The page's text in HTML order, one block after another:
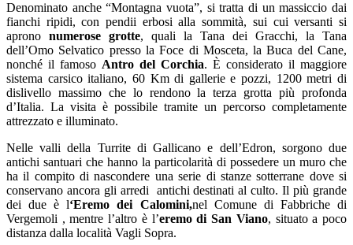
Denominato anche “Montagna vuota”, si tratta di un massiccio dai
fianchi ripidi, con pendii erbosi alla sommità, sui cui versanti si
aprono numerose grotte, quali la Tana dei Gracchi, la Tana
dell’Omo Selvatico presso la Foce di Mosceta, la Buca del Cane,
nonché il famoso Antro del Corchia. È considerato il maggiore
sistema carsico italiano, 60 Km di gallerie e pozzi, 1200 metri di
dislivello massimo che lo rendono la terza grotta più profonda
d’Italia. La visita è possibile tramite un percorso completamente
attrezzato e illuminato.
Nelle valli della Turrite di Gallicano e dell’Edron, sorgono due
antichi santuari che hanno la particolarità di possedere un muro che
ha il compito di nascondere una serie di stanze sotterrane dove si
conservano ancora gli arredi antichi destinati al culto. Il più grande
dei due è l‘Eremo dei Calomini,nel Comune di Fabbriche di
Vergemoli , mentre l’altro è l’eremo di San Viano, situato a poco
distanza dalla località Vagli Sopra.